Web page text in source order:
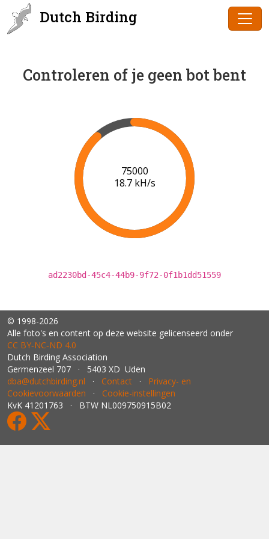
Dutch Birding
Controleren of je geen bot bent
77000
18.7 kH/s
ad2230bd-45c4-44b9-9f72-0f1b1dd51559
© 1998-2026
Alle foto's en content op deze website gelicenseerd onder
CC BY‑NC‑ND 4.0
Dutch Birding Association
Germenzeel 707 · 5403 XD Uden
dba@dutchbirding.nl · Contact · Privacy- en
Cookievoorwaarden · Cookie-instellingen
KvK 41201763 · BTW NL009750915B02